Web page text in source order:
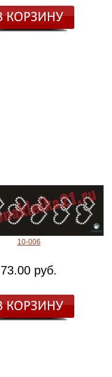
10-006
73.00 руб.